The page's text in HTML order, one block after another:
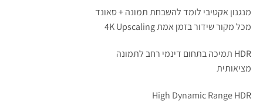
מנגנון אקטיבי לומד להשבחת תמונה + סאונד
מכל מקור שידור בזמן אמת 4K Upscaling
HDR תמיכה בתחום דינמי רחב לתמונה
מציאותית
High Dynamic Range HDR